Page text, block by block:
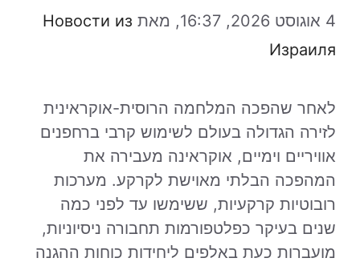
4 אוגוסט 2026, 16:37,
מאת Новости из
Израиля
לאחר שהפכה המלחמה הרוסית-אוקראינית
לזירה הגדולה בעולם לשימוש קרבי ברחפנים
אוויריים וימיים, אוקראינה מעבירה את
המהפכה הבלתי מאוישת לקרקע. מערכות
רובוטיות קרקעיות, ששימשו עד לפני כמה
שנים בעיקר כפלטפורמות תחבורה ניסיוניות,
מועברות כעת באלפים ליחידות כוחות ההגנה